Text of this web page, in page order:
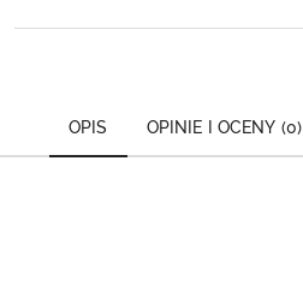
OPIS OPINIE I OCENY (0)